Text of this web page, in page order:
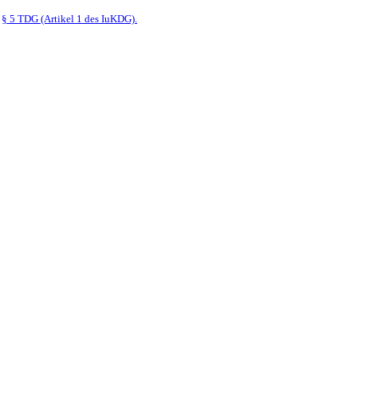
§ 5 TDG (Artikel 1 des IuKDG).